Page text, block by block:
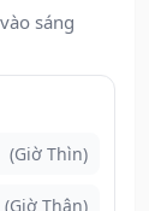
sáng
(Giờ Thìn)
(Giờ Thân)